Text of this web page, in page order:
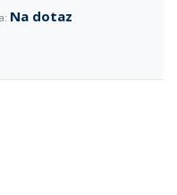
Na dotaz